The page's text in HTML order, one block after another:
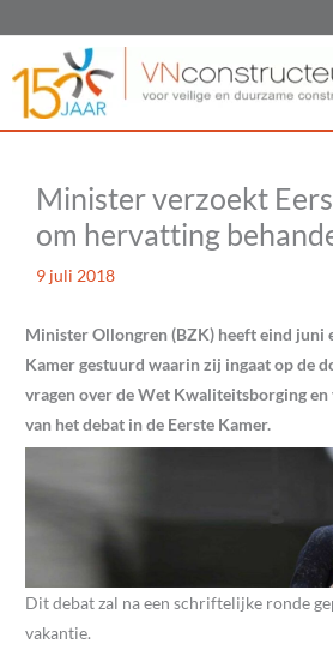
de
inhoud
Minister verzoekt
om hervatting
9 juli 2018
Minister Ollongren (BZK) heeft eind juni
Kamer gestuurd waarin zij ingaat op de
vragen over de Wet Kwaliteitsborging
van het debat in de Eerste Kamer.
Dit debat zal na een schriftelijke ronde
vakantie.